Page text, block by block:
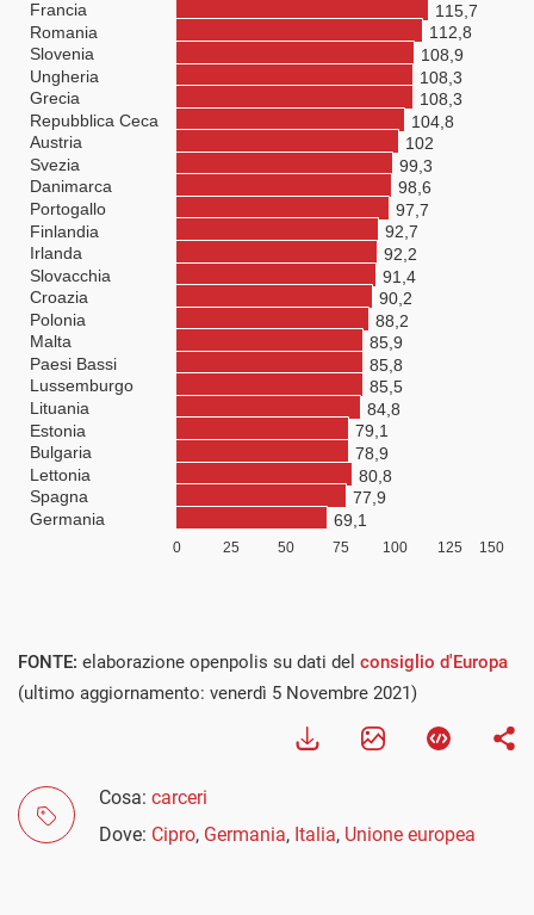
FONTE: elaborazione openpolis su dati del consiglio d'Europa
(ultimo aggiornamento: venerdì 5 Novembre 2021)
Cosa: carceri
Dove: Cipro, Germania, Italia, Unione europea